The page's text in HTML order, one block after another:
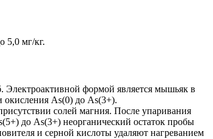
5,0 мг/кг.
формой является мышьяк в
окисления As(0) до As(3+).
солей магния. После упаривания
до As(3+) неорганический остаток пробы
и серной кислоты удаляют нагреванием